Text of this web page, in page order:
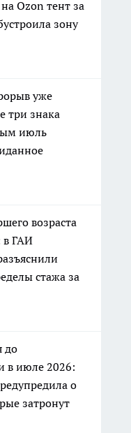
Ozon тент за
зону
уже
три знака
июль
возраста
в ГАИ
стажа за
до
в июле 2026:
о
затронут